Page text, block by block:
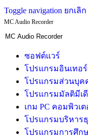
Toggle navigation ยกเลิก
MC Audio Recorder
ซอฟต์แวร์
โปรแกรมอินเทอร์
โปรแกรมส่วนบุค
โปรแกรมมัลติมีเ
เกม PC คอมพิวเต
โปรแกรมบริหาร
โปรแกรมการศึก